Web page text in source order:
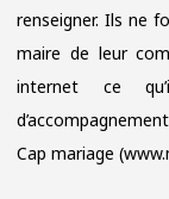
renseigner. Ils ne
maire de leur
internet ce
Cap mariage